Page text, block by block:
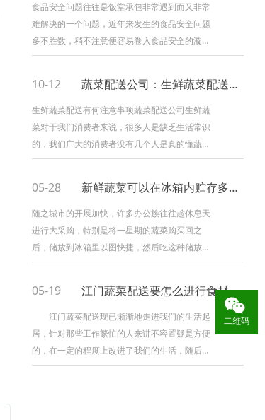
食品安全问题往往是饭堂承包非常遇到而又非常
难解决的一个问题，近年来发生的食品安全问题
多不胜数，稍不注意便容易卷入食品安全的漩
涡，所以在承包饭堂之前要做好食品安全方面的
度建设 食品安全水平的提高需要卫生监督部门、
食品生产经营单位及消费者等各个方面的密切
10-12 蔬菜配送公司：生鲜蔬菜配送注意事项
生鲜蔬菜配送有何注意事项蔬菜配送公司生鲜蔬
菜对于我们消费者来说，很多人是缺乏生活常识
的，我们广大的消费者没有几个人是真的懂蔬菜
的，哪种好，为什么好，这个菜是不是好，农药
的，好看的就是新鲜的。其实并不是这样，许多
蔬菜拥有农药等化学成分在里面，那么这些化学
05-28 新鲜蔬菜可以在冰箱内贮存多久？
随之城市的开展加快，许多办公族往往趁休息天
进行大采购，特别是将一星期的蔬菜购买回之
后，储放到冰箱里以图快捷，然后吃这种储放了
几天的蔬莱是十分阴险的。江门蔬菜配送提醒
多来源于蔬菜本身富含的硝酸盐，由于硝酸盐本
身无毒，殊不知在贮藏一段时间今后，因为酶和
细
05-19 江门蔬菜配送要怎么进行食材保鲜？
江门蔬菜配送现已渐渐地走进我们的生活起
居，针对那些工作繁忙的人来讲不容置疑是方便
的，在一定的程度上改进了我们的生活，随后作
为江门蔬菜配送须留心的地方是许多的，而关键
二维码